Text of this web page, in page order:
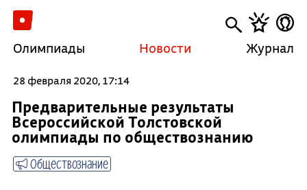
Олимпиады Новости Журнал
28 февраля 2020, 17:14
Предварительные результаты
Всероссийской Толстовской
олимпиады по обществознанию
Обществознание